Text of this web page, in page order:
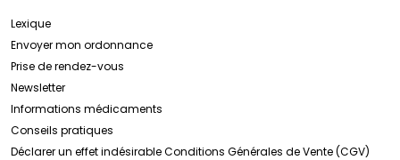
Lexique
Envoyer mon ordonnance
Prise de rendez-vous
Newsletter
Informations médicaments
Conseils pratiques
Déclarer un effet indésirableConditions Générales de Vente (CGV)